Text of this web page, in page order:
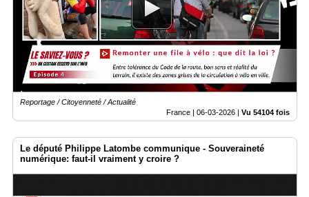
Reportage / Citoyenneté / Actualité
France | 06-03-2026 | Vu 54104 fois
Le député Philippe Latombe communique - Souveraineté
numérique: faut-il vraiment y croire ?